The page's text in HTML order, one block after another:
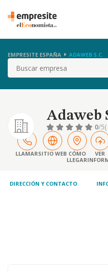
EMPRESITE ESPAÑA ADAWEB S.C.
Buscar
Adaweb
0/5
LLAMARSITIO WEB CÓMO
LLEGAR
VER
DIRECCIÓN Y CONTACTO